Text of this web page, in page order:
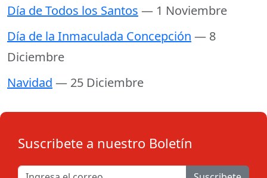
Día de Todos los Santos — 1 Noviembre
Día de la Inmaculada Concepción — 8
Diciembre
Navidad — 25 Diciembre
Suscribete a nuestro Boletín